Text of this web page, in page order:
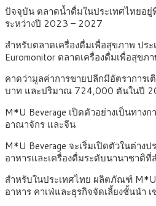
ปัจจุบัน ตลาดน้ำดื่มในประเทศไทยอ
ระหว่างปี 2023 – 2027
สำหรับตลาดเครื่องดื่มเพื่อสุขภาพ ป
Euromonitor ตลาดเครื่องดื่มเพื่อสุขภ
คาดว่ามูลค่าการขายปลีกมีอัตราการ
บาท และปริมาณ 724,000 ตันในปี
M*U Beverage เปิดตัวอย่างเป็นทา
อาณาจักร และจีน
M*U Beverage จะเริ่มเปิดตัวในต่า
อาหารและเครื่องดื่มระดับนานาชาติที่
สำหรับในประเทศไทย ผลิตภัณฑ์ M*U
อาหาร คาเฟ่และธุรกิจจัดเลี้ยงชั้นนำ